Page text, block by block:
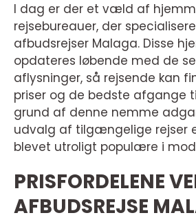
I dag er der et væld af
rejsebureauer, der
afbudsrejser Malaga. Disse
opdateres løbende med de
aflysninger, så rejsende kan
priser og de bedste afgange
grund af denne nemme
udvalg af tilgængelige rejser
blevet utroligt populære i
PRISFORDELENE
AFBUDSREJSE